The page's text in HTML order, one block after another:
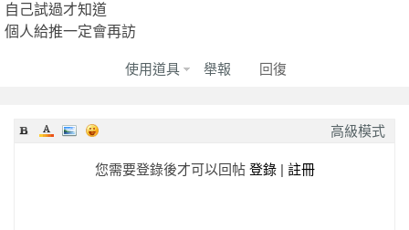
2024-08-06
回報日期
技術度
★★★★★ ★★★★★
2024-06-28
★★★★★
★★★★★ ★★★★★
自己試過才知道
個人給推一定會再訪
回復
使用道具 舉報
高級模式
您需要登錄後才可以回帖 登錄| 註冊